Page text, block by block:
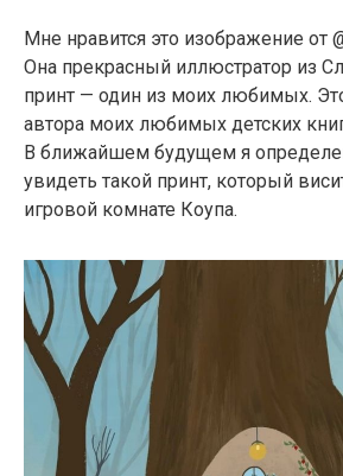
Мне нравится это изображение от
Она прекрасный иллюстратор из
принт — один из моих любимых.
автора моих любимых детских
В ближайшем будущем я
увидеть такой принт, который
игровой комнате Коупа.